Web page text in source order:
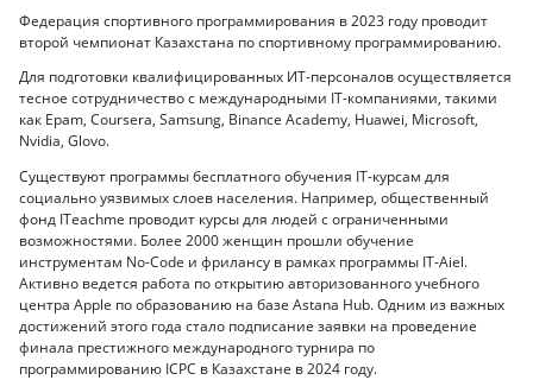
Федерация спортивного программирования в 2023 году проводит
второй чемпионат Казахстана по спортивному программированию.
Для подготовки квалифицированных ИТ-персоналов осуществляется
тесное сотрудничество с международными ІТ-компаниями, такими
как Epam, Coursera, Samsung, Binance Academy, Huawei, Microsoft,
Nvidia, Glovo.
Существуют программы бесплатного обучения ІТ-курсам для
социально уязвимых слоев населения. Например, общественный
фонд ITeachme проводит курсы для людей с ограниченными
возможностями. Более 2000 женщин прошли обучение
инструментам No-Code и фрилансу в рамках программы IT-Aiel.
Активно ведется работа по открытию авторизованного учебного
центра Apple по образованию на базе Astana Hub. Одним из важных
достижений этого года стало подписание заявки на проведение
финала престижного международного турнира по
программированию ICPC в Казахстане в 2024 году.